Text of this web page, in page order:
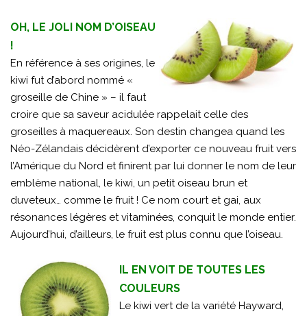
OH, LE JOLI NOM D’OISEAU
!
En référence à ses origines, le
kiwi fut d’abord nommé «
groseille de Chine » – il faut
croire que sa saveur acidulée rappelait celle des
groseilles à maquereaux. Son destin changea quand les
Néo-Zélandais décidèrent d’exporter ce nouveau fruit vers
l’Amérique du Nord et finirent par lui donner le nom de leur
emblème national, le kiwi, un petit oiseau brun et
duveteux… comme le fruit ! Ce nom court et gai, aux
résonances légères et vitaminées, conquit le monde entier.
Aujourd’hui, d’ailleurs, le fruit est plus connu que l’oiseau.
IL EN VOIT DE TOUTES LES
COULEURS
Le kiwi vert de la variété Hayward,